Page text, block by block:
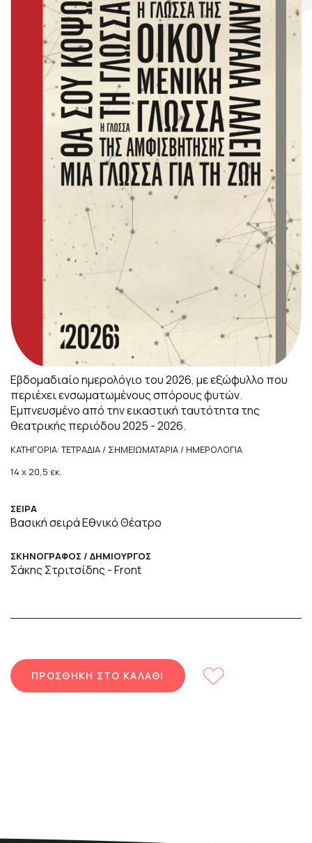
Σκηνογράφοι / Δημιουργοί
Κεντρικό Βιβλιοπωλείο
Πωλητήριο Rex
Πωλητήριο Επίδαυρος
Προτάσεις συνεργασίας
Τρόποι πληρωμής
Αποστολή προϊόντων
Επιστροφές/Αλλαγές
Επικοινωνία
Εβδομαδιαίο ημερολόγιο του 2026, με εξώφυλλο που
περιέχει ενσωματωμένους σπόρους φυτών.
Εμπνευσμένο από την εικαστική ταυτότητα της
θεατρικής περιόδου 2025 - 2026.
ΚΑΤΗΓΟΡΙΑ: ΤΕΤΡΑΔΙΑ / ΣΗΜΕΙΩΜΑΤΑΡΙΑ / ΗΜΕΡΟΛΟΓΙΑ
14 x 20,5 εκ.
ΣΕΙΡΑ
Βασική σειρά Εθνικό Θέατρο
ΣΚΗΝΟΓΡΑΦΟΣ / ΔΗΜΙΟΥΡΓΟΣ
Σάκης Στριτσίδης - Front
ΠΡΟΣΘΗΚΗ ΣΤΟ ΚΑΛΑΘΙ